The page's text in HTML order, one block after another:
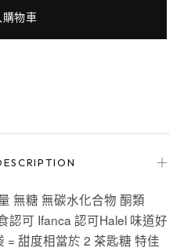
物車
＋
無糖 無碳水化合物 酮類
認可 Ifanca 認可Halel 味道好
= 甜度相當於 2 茶匙糖 特佳